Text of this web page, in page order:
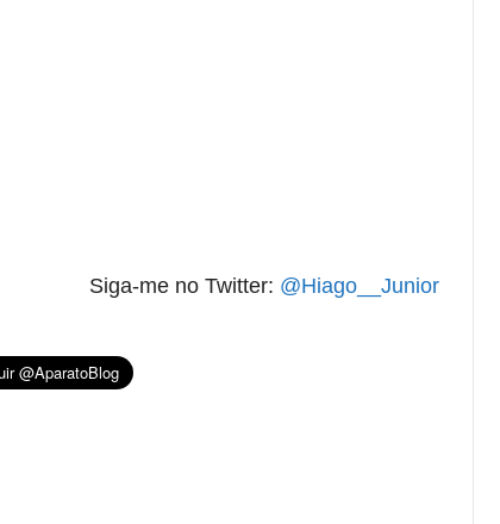
Siga-me no Twitter: @Hiago__Junior